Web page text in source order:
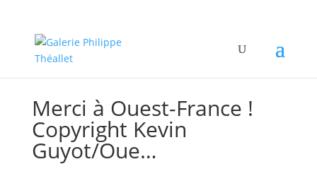
Merci à Ouest-France !
Copyright Kevin
Guyot/Oue…